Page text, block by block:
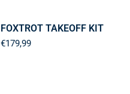
FOXTROT TAKEOFF KIT
€179,99